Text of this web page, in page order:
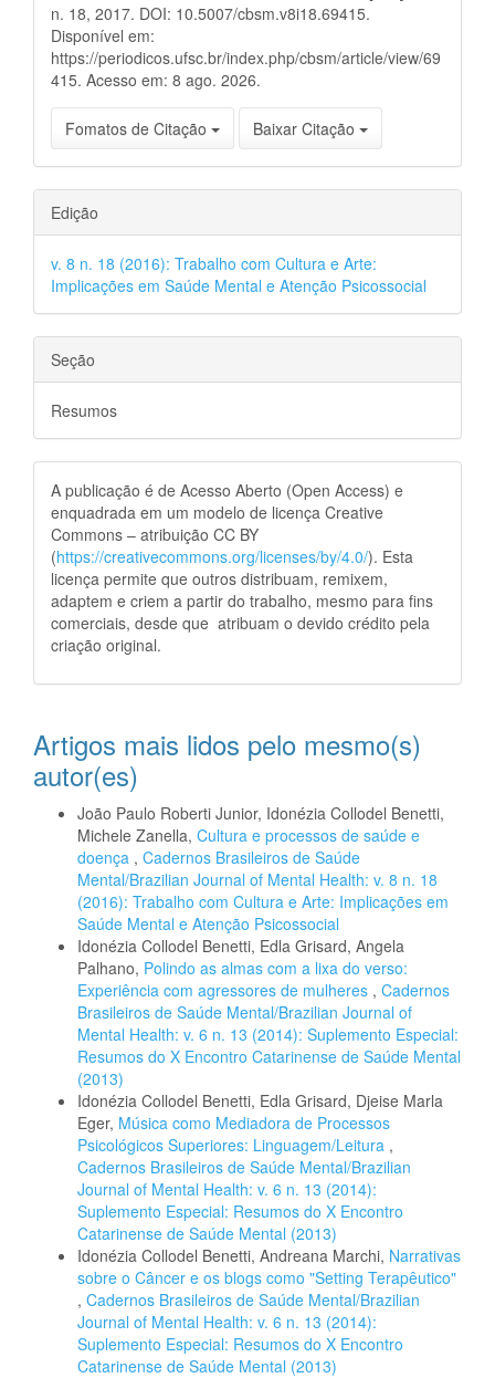
n. 18, 2017. DOI: 10.5007/cbsm.v8i18.69415.
Disponível em:
https://periodicos.ufsc.br/index.php/cbsm/article/view/69
415. Acesso em: 8 ago. 2026.
Fomatos de Citação Baixar Citação
Edição
v. 8 n. 18 (2016): Trabalho com Cultura e Arte:
Implicações em Saúde Mental e Atenção Psicossocial
Seção
Resumos
A publicação é de Acesso Aberto (Open Access) e
enquadrada em um modelo de licença Creative
Commons – atribuição CC BY
(https://creativecommons.org/licenses/by/4.0/). Esta
licença permite que outros distribuam, remixem,
adaptem e criem a partir do trabalho, mesmo para fins
comerciais, desde que atribuam o devido crédito pela
criação original.
Artigos mais lidos pelo mesmo(s)
autor(es)
João Paulo Roberti Junior, Idonézia Collodel Benetti,
Michele Zanella, Cultura e processos de saúde e
doença , Cadernos Brasileiros de Saúde
Mental/Brazilian Journal of Mental Health: v. 8 n. 18
(2016): Trabalho com Cultura e Arte: Implicações em
Saúde Mental e Atenção Psicossocial
Idonézia Collodel Benetti, Edla Grisard, Angela
Palhano, Polindo as almas com a lixa do verso:
Experiência com agressores de mulheres , Cadernos
Brasileiros de Saúde Mental/Brazilian Journal of
Mental Health: v. 6 n. 13 (2014): Suplemento Especial:
Resumos do X Encontro Catarinense de Saúde Mental
(2013)
Idonézia Collodel Benetti, Edla Grisard, Djeise Marla
Eger, Música como Mediadora de Processos
Psicológicos Superiores: Linguagem/Leitura ,
Cadernos Brasileiros de Saúde Mental/Brazilian
Journal of Mental Health: v. 6 n. 13 (2014):
Suplemento Especial: Resumos do X Encontro
Catarinense de Saúde Mental (2013)
Idonézia Collodel Benetti, Andreana Marchi, Narrativas
sobre o Câncer e os blogs como "Setting Terapêutico"
, Cadernos Brasileiros de Saúde Mental/Brazilian
Journal of Mental Health: v. 6 n. 13 (2014):
Suplemento Especial: Resumos do X Encontro
Catarinense de Saúde Mental (2013)